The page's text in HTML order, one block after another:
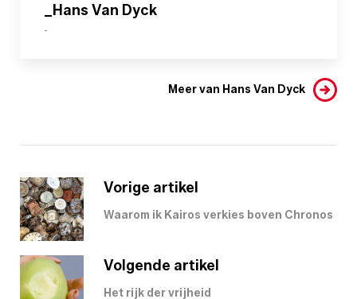
_Hans Van Dyck
-
Meer van Hans Van Dyck
Vorige artikel
Waarom ik Kairos verkies boven Chronos
Volgende artikel
Het rijk der vrijheid